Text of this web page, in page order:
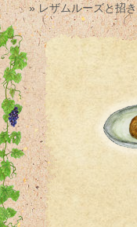
» レザムルーズと招